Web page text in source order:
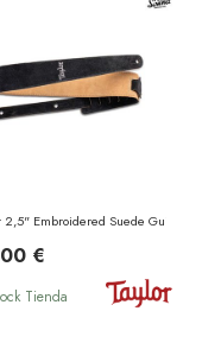
Brown
2,5" Embroidered Suede Guitar
€
Tienda